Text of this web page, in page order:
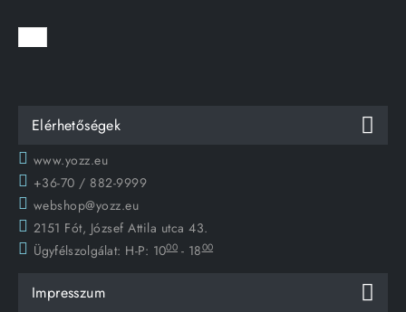
Elérhetőségek
www.yozz.eu
+36-70 / 882-9999
webshop@yozz.eu
2151 Fót, József Attila utca 43.
Ügyfélszolgálat: H-P: 1000 - 1800
Impresszum